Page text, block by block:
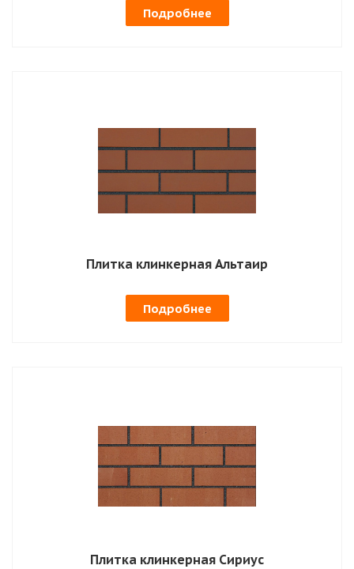
Подробнее
Плитка клинкерная Альтаир
Подробнее
Плитка клинкерная Сириус